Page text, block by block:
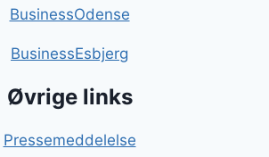
BusinessOdense
BusinessEsbjerg
Øvrige links
Pressemeddelelse